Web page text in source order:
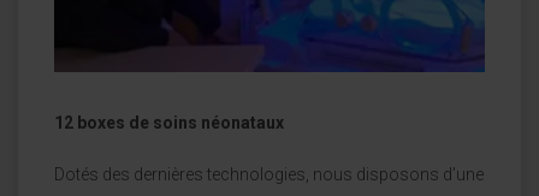
12 boxes de soins néonataux
Dotés des dernières technologies, nous disposons d’une